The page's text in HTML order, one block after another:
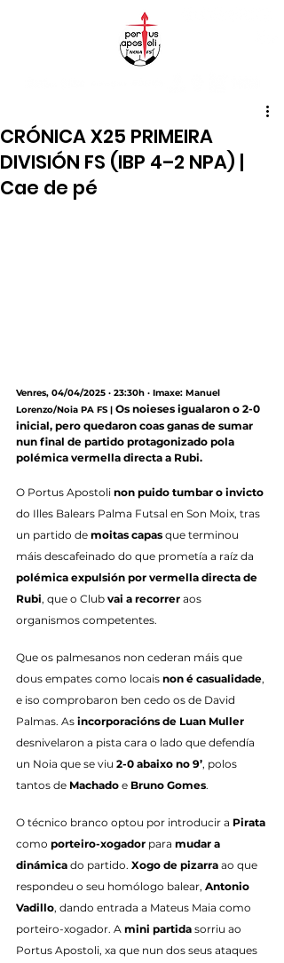
CRÓNICA X25 PRIMEIRA
DIVISIÓN FS (IBP 4–2 NPA) |
Cae de pé
Venres, 04/04/2025 · 23:30h · Imaxe: Manuel
Lorenzo/Noia PA FS | Os noieses igualaron o 2-0
inicial, pero quedaron coas ganas de sumar
nun final de partido protagonizado pola
polémica vermella directa a Rubi.
O Portus Apostoli non puido tumbar o invicto
do Illes Balears Palma Futsal en Son Moix, tras
un partido de moitas capas que terminou
máis descafeinado do que prometía a raíz da
polémica expulsión por vermella directa de
Rubi, que o Club vai a recorrer aos
organismos competentes.
Que os palmesanos non cederan máis que
dous empates como locais non é casualidade,
e iso comprobaron ben cedo os de David
Palmas. As incorporacións de Luan Muller
desnivelaron a pista cara o lado que defendía
un Noia que se viu 2-0 abaixo no 9’, polos
tantos de Machado e Bruno Gomes.
O técnico branco optou por introducir a Pirata
como porteiro-xogador para mudar a
dinámica do partido. Xogo de pizarra ao que
respondeu o seu homólogo balear, Antonio
Vadillo, dando entrada a Mateus Maia como
porteiro-xogador. A mini partida sorriu ao
Portus Apostoli, xa que nun dos seus ataques